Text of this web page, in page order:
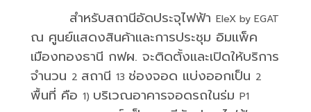
สำหรับสถานีอัดประจุไฟฟ้า EleX by EGAT
ณ ศูนย์แสดงสินค้าและการประชุม อิมแพ็ค
เมืองทองธานี กฟผ. จะติดตั้งและเปิดให้บริการ
จำนวน 2 สถานี 13 ช่องจอด แบ่งออกเป็น 2
พื้นที่ คือ 1) บริเวณอาคารจอดรถในร่ม P1